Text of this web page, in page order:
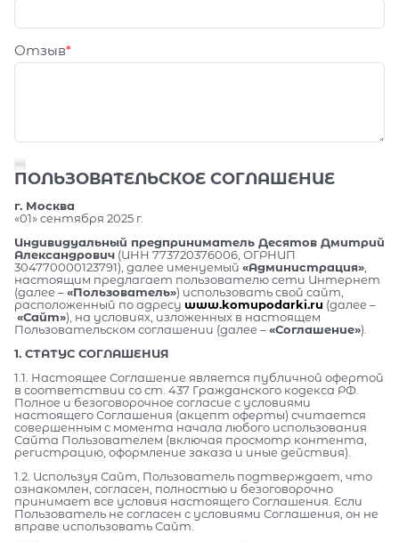
Отзыв
ПОЛЬЗОВАТЕЛЬСКОЕ СОГЛАШЕНИЕ
г. Москва
«01» сентября 2025 г.
Индивидуальный предприниматель Десятов Дмитрий
Александрович (ИНН 773720376006, ОГРНИП
304770000123791), далее именуемый «Администрация»,
настоящим предлагает пользователю сети Интернет
(далее –«Пользователь») использовать свой сайт,
расположенный по адресу www.komupodarki.ru (далее –
«Сайт»), на условиях, изложенных в настоящем
Пользовательском соглашении (далее –«Соглашение»).
1. СТАТУС СОГЛАШЕНИЯ
1.1. Настоящее Соглашение является публичной офертой
в соответствии со ст. 437 Гражданского кодекса РФ.
Полное и безоговорочное согласие с условиями
настоящего Соглашения (акцепт оферты) считается
совершенным с момента начала любого использования
Сайта Пользователем (включая просмотр контента,
регистрацию, оформление заказа и иные действия).
1.2. Используя Сайт, Пользователь подтверждает, что
ознакомлен, согласен, полностью и безоговорочно
принимает все условия настоящего Соглашения. Если
Пользователь не согласен с условиями Соглашения, он не
вправе использовать Сайт.